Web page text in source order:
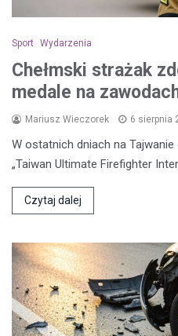
Sport Wydarzenia
Chełmski strażak
medale na
Mariusz Wieczorek 6 sierpnia
W ostatnich dniach na
„Taiwan Ultimate Firefighter
Czytaj dalej